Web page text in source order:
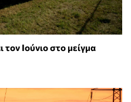
Ιούνιο στο μείγμα